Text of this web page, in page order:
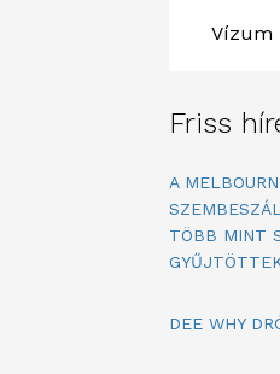
Vízum
Friss
A
TÖBB MINT
DEE WHY